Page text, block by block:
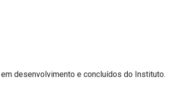
desenvolvimento e concluídos do Instituto.